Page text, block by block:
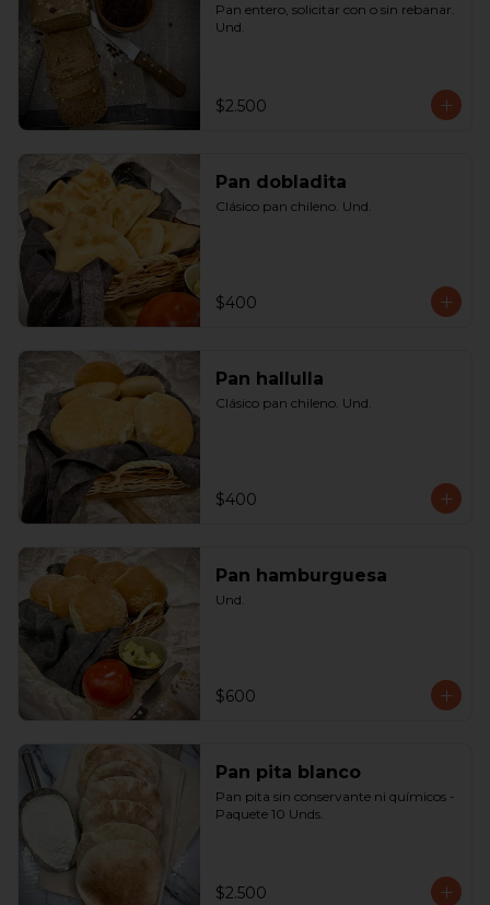
Pan entero, solicitar con o sin rebanar.
Und.
$2.500
Pan dobladita
Clásico pan chileno. Und.
$400
Pan hallulla
Clásico pan chileno. Und.
$400
Pan hamburguesa
Und.
$600
Pan pita blanco
Pan pita sin conservante ni químicos -
Paquete 10 Unds.
$2.500